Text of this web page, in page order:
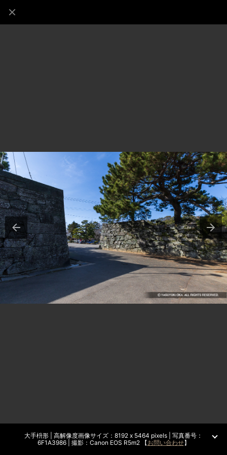
大手枡形 | 高解像度画像サイズ：8192 x 5464 pixels | 写真番号：
6F1A3986 | 撮影：Canon EOS R5m2 【お問い合わせ】